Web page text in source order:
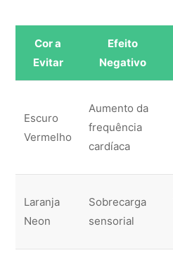
Cor a
Evitar
Efeito
Negativo
Escuro
Vermelho
Aumento da
frequência
cardíaca
Laranja
Neon
Sobrecarga
sensorial